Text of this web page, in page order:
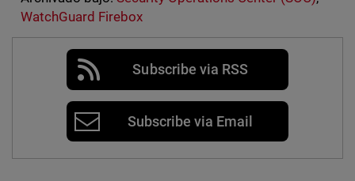
WatchGuard Firebox
Subscribe via RSS
Subscribe via Email